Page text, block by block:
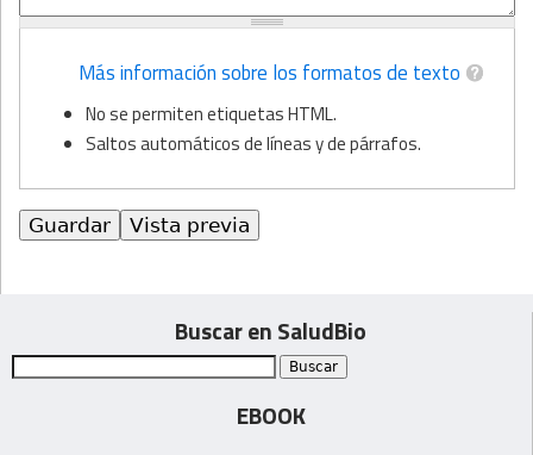
Más información sobre los formatos de texto
No se permiten etiquetas HTML.
Saltos automáticos de líneas y de párrafos.
Buscar en SaludBio
EBOOK